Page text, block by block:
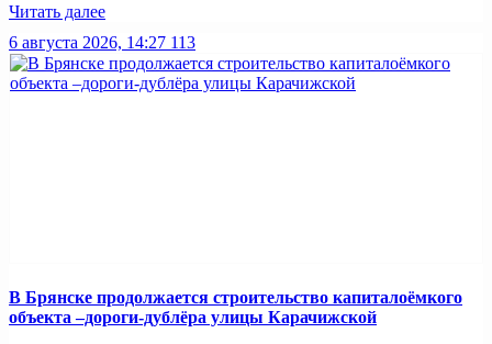
Читать далее
6 августа 2026, 14:27 113
В Брянске продолжается строительство капиталоёмкого
объекта –дороги-дублёра улицы Карачижской